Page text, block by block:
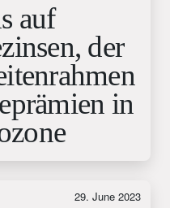
auf
der
in
29. June 2023